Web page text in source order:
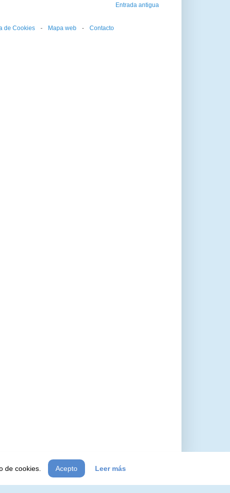
de cookies. Acepto Leer más
Entrada antigua
de Cookies --- Mapa web --- Contacto